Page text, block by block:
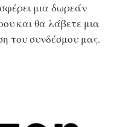
μια δωρεάν
και θα λάβετε μια
του συνδέσμου μας.